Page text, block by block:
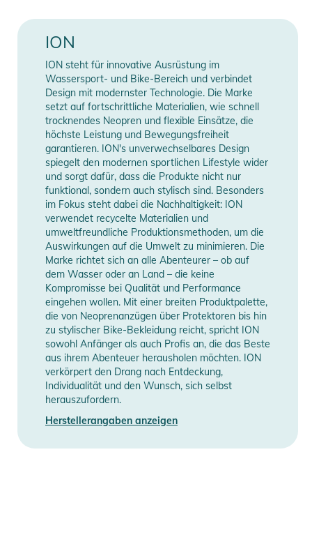
Sicherheitshinweise
Gebrauchsanweisungen, Sicherheitshinweise und Warnungen
finden Sie direkt am Produkt.
Material
Neoprendicke 3 mm
Typ Cap
Erscheinungsjahr 2026
Manufacturer
Information
Herstellerangaben
anzeigen
ION
ION steht für innovative Ausrüstung im
Wassersport- und Bike-Bereich und verbindet
Design mit modernster Technologie. Die Marke
setzt auf fortschrittliche Materialien, wie schnell
trocknendes Neopren und flexible Einsätze, die
höchste Leistung und Bewegungsfreiheit
garantieren. ION's unverwechselbares Design
spiegelt den modernen sportlichen Lifestyle wider
und sorgt dafür, dass die Produkte nicht nur
funktional, sondern auch stylisch sind. Besonders
im Fokus steht dabei die Nachhaltigkeit: ION
verwendet recycelte Materialien und
umweltfreundliche Produktionsmethoden, um die
Auswirkungen auf die Umwelt zu minimieren. Die
Marke richtet sich an alle Abenteurer – ob auf
dem Wasser oder an Land – die keine
Kompromisse bei Qualität und Performance
eingehen wollen. Mit einer breiten Produktpalette,
die von Neoprenanzügen über Protektoren bis hin
zu stylischer Bike-Bekleidung reicht, spricht ION
sowohl Anfänger als auch Profis an, die das Beste
aus ihrem Abenteuer herausholen möchten. ION
verkörpert den Drang nach Entdeckung,
Individualität und den Wunsch, sich selbst
herauszufordern.
Herstellerangaben anzeigen